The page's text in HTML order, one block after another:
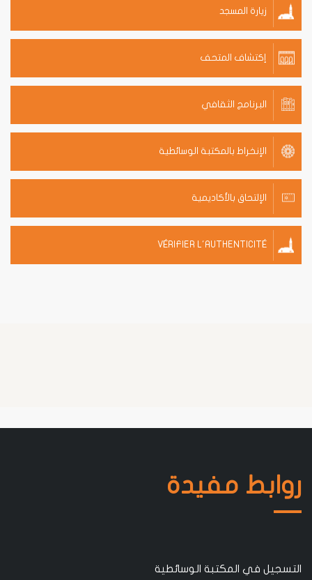
زيارة المسجد
إكتشاف المتحف
البرنامج الثقافي
الإنخراط بالمكتبة الوسائطية
الإلتحاق بالأكاديمية
VÉRIFIER L'AUTHENTICITÉ
روابط مفيدة
التسجيل في المكتبة الوسائطية